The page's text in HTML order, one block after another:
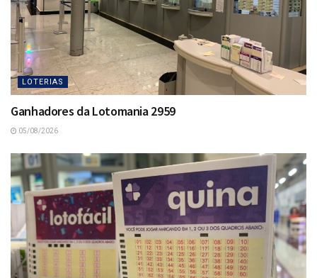
LOTERIAS
Ganhadores da Lotomania 2959
05/08/2026